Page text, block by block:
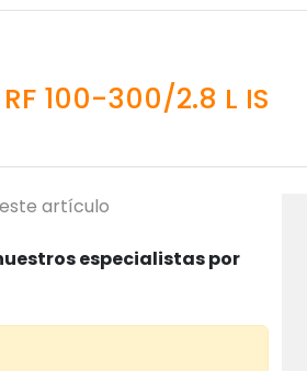
100-300/2.8 L IS
artículo
especialistas por